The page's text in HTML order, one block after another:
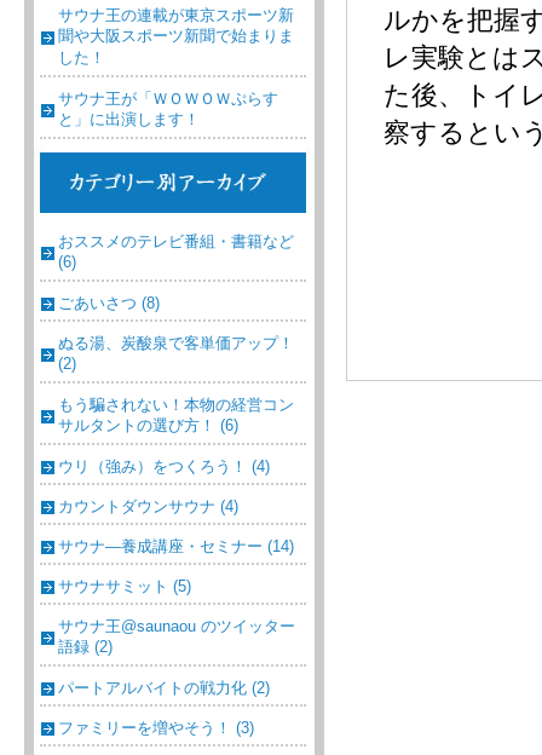
サウナ王の連載が東京スポーツ新
聞や大阪スポーツ新聞で始まりま
した！
サウナ王が「ＷＯＷＯＷぷらす
と」に出演します！
おススメのテレビ番組・書籍など
(6)
ごあいさつ (8)
ぬる湯、炭酸泉で客単価アップ！
(2)
もう騙されない！本物の経営コン
サルタントの選び方！ (6)
ウリ（強み）をつくろう！ (4)
カウントダウンサウナ (4)
サウナ―養成講座・セミナー (14)
サウナサミット (5)
サウナ王@saunaou のツイッター
語録 (2)
パートアルバイトの戦力化 (2)
ファミリーを増やそう！ (3)
ルかを把握
レ実験とは
た後、トイ
察するとい